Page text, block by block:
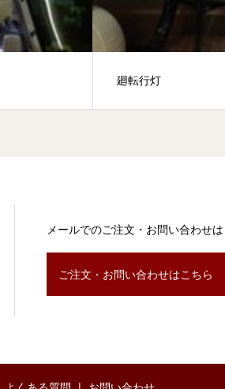
廻転行灯
メールでのご注文・お問い合わせは
ご注文・お問い合わせはこちら